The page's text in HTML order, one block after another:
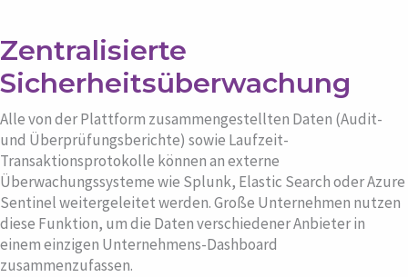
Zentralisierte
Sicherheitsüberwachung
Alle von der Plattform zusammengestellten Daten (Audit-
und Überprüfungsberichte) sowie Laufzeit-
Transaktionsprotokolle können an externe
Überwachungssysteme wie Splunk, Elastic Search oder Azure
Sentinel weitergeleitet werden. Große Unternehmen nutzen
diese Funktion, um die Daten verschiedener Anbieter in
einem einzigen Unternehmens-Dashboard
zusammenzufassen.